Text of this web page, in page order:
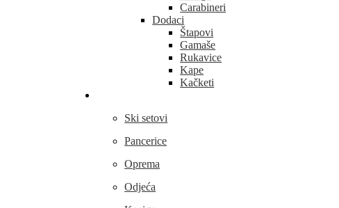
Carabineri
Dodaci
Štapovi
Gamaše
Rukavice
Kape
Kačketi
Ski setovi
Pancerice
Oprema
Odjeća